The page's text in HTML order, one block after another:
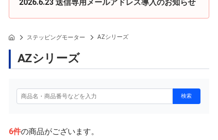
2026.6.23 送信専用メールアドレス導入のお知らせ
ステッピングモーター AZシリーズ
AZシリーズ
6件の商品がございます。